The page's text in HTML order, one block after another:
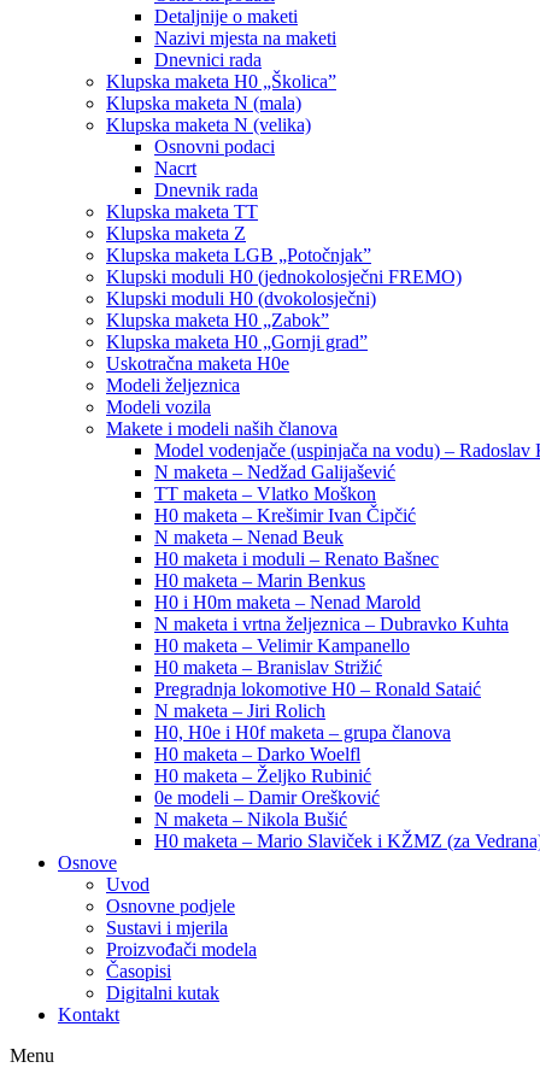
Detaljnije o maketi
Nazivi mjesta na maketi
Dnevnici rada
Klupska maketa H0 „Školica”
Klupska maketa N (mala)
Klupska maketa N (velika)
Osnovni podaci
Nacrt
Dnevnik rada
Klupska maketa TT
Klupska maketa Z
Klupska maketa LGB „Potočnjak”
Klupski moduli H0 (jednokolosječni FREMO)
Klupski moduli H0 (dvokolosječni)
Klupska maketa H0 „Zabok”
Klupska maketa H0 „Gornji grad”
Uskotračna maketa H0e
Modeli željeznica
Modeli vozila
Makete i modeli naših članova
Model vodenjače (uspinjača na vodu) – Radoslav
N maketa – Nedžad Galijašević
TT maketa – Vlatko Moškon
H0 maketa – Krešimir Ivan Čipčić
N maketa – Nenad Beuk
H0 maketa i moduli – Renato Bašnec
H0 maketa – Marin Benkus
H0 i H0m maketa – Nenad Marold
N maketa i vrtna željeznica – Dubravko Kuhta
H0 maketa – Velimir Kampanello
H0 maketa – Branislav Strižić
Pregradnja lokomotive H0 – Ronald Sataić
N maketa – Jiri Rolich
H0, H0e i H0f maketa – grupa članova
H0 maketa – Darko Woelfl
H0 maketa – Željko Rubinić
0e modeli – Damir Orešković
N maketa – Nikola Bušić
H0 maketa – Mario Slaviček i KŽMZ (za
Osnove
Uvod
Osnovne podjele
Sustavi i mjerila
Proizvođači modela
Časopisi
Digitalni kutak
Kontakt
Menu